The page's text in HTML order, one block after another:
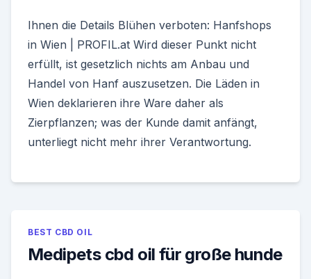
Ihnen die Details Blühen verboten: Hanfshops
in Wien | PROFIL.at Wird dieser Punkt nicht
erfüllt, ist gesetzlich nichts am Anbau und
Handel von Hanf auszusetzen. Die Läden in
Wien deklarieren ihre Ware daher als
Zierpflanzen; was der Kunde damit anfängt,
unterliegt nicht mehr ihrer Verantwortung.
BEST CBD OIL
Medipets cbd oil für große hunde